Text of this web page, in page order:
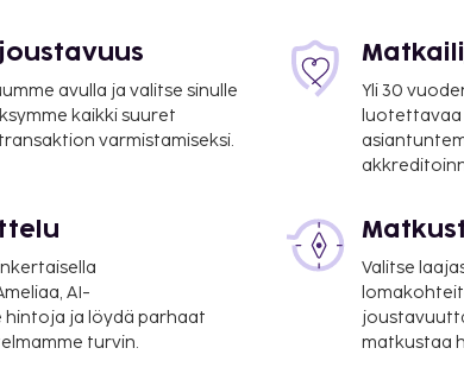
ja
langaton
maksut.
avulla ja valitse sinulle
kaikki suuret
varmistamiseksi.
Yli 30
AI-
ja löydä parhaat
turvin.
Valitse
matkustaa